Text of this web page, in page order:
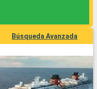
Búsqueda Avanzada